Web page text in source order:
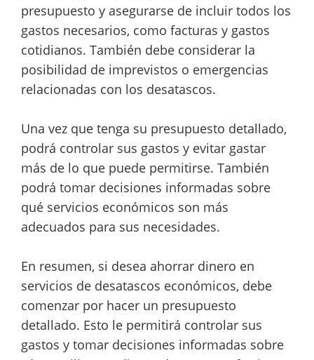
presupuesto y asegurarse de incluir todos los
gastos necesarios, como facturas y gastos
cotidianos. También debe considerar la
posibilidad de imprevistos o emergencias
relacionadas con los desatascos.
Una vez que tenga su presupuesto detallado,
podrá controlar sus gastos y evitar gastar
más de lo que puede permitirse. También
podrá tomar decisiones informadas sobre
qué servicios económicos son más
adecuados para sus necesidades.
En resumen, si desea ahorrar dinero en
servicios de desatascos económicos, debe
comenzar por hacer un presupuesto
detallado. Esto le permitirá controlar sus
gastos y tomar decisiones informadas sobre